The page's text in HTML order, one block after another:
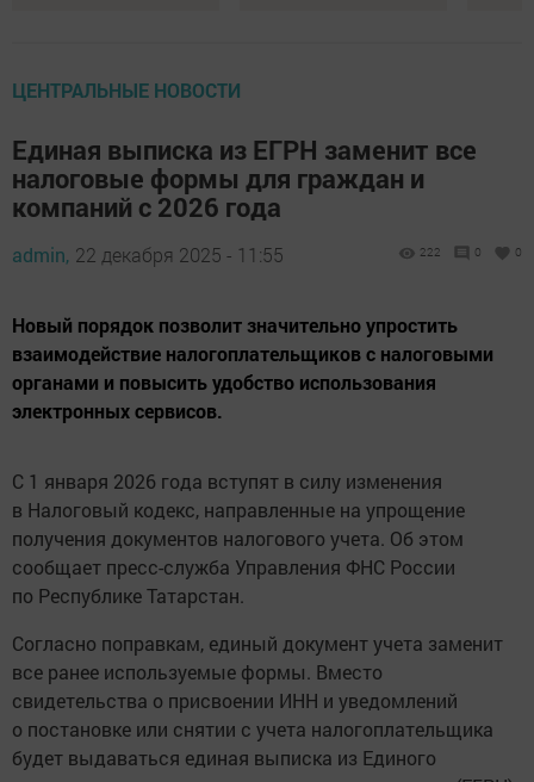
ЦЕНТРАЛЬНЫЕ НОВОСТИ
Единая выписка из ЕГРН заменит все
налоговые формы для граждан и
компаний с 2026 года
admin, 22 декабря 2025 - 11:55 222 0 0
Новый порядок позволит значительно упростить
взаимодействие налогоплательщиков с налоговыми
органами и повысить удобство использования
электронных сервисов.
С 1 января 2026 года вступят в силу изменения
в Налоговый кодекс, направленные на упрощение
получения документов налогового учета. Об этом
сообщает пресс-служба Управления ФНС России
по Республике Татарстан.
Согласно поправкам, единый документ учета заменит
все ранее используемые формы. Вместо
свидетельства о присвоении ИНН и уведомлений
о постановке или снятии с учета налогоплательщика
будет выдаваться единая выписка из Единого